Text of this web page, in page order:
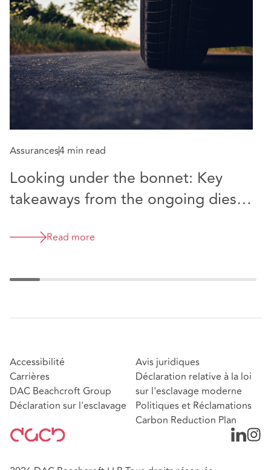
Assurances4 min read
Looking under the bonnet: Key
takeaways from the ongoing diesel
Read more
Accessibilité
Carrières
DAC Beachcroft Group
Déclaration sur l'esclavage
Avis juridiques
Déclaration relative à la loi
sur l'esclavage moderne
Politiques et Réclamations
Carbon Reduction Plan